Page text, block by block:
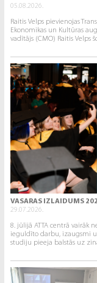
05.08.2026.
Raitis Velps pievienojas
Ekonomikas un Kultūras
vadītājs (CMO) Raitis Velps
VASARAS IZLAIDUMS
29.07.2026.
8. jūlijā ATTA centrā vairāk
ieguldīto darbu, izaugsmi
studiju pieeja balstās uz